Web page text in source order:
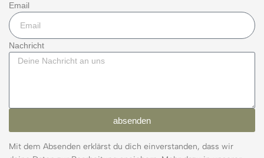
Email
Nachricht
absenden
Mit dem Absenden erklärst du dich einverstanden, dass wir